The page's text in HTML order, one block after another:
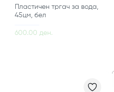
Пластичен тргач за вода,
45цм, бел
600.00 ден.